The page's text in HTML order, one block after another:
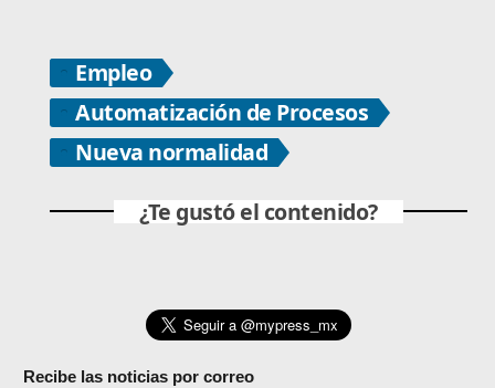
Empleo
Automatización de Procesos
Nueva normalidad
¿Te gustó el contenido?
Recibe las noticias por correo